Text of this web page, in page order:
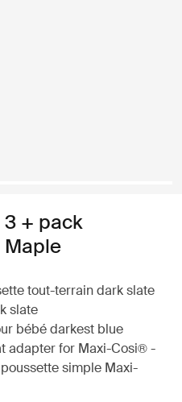
+ pack
Maple
tout-terrain dark slate
slate
bébé darkest blue
adapter for Maxi-Cosi® -
simple Maxi-